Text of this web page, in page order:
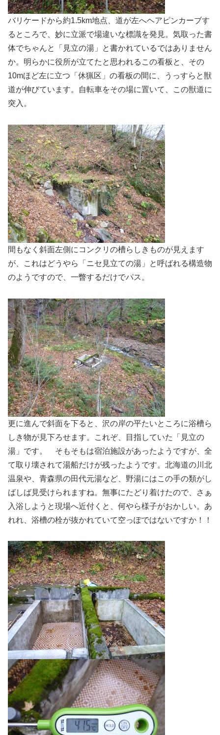
バリケードから約1.5km地点、道が左へヘアピンカーブす
るところで、妙に立派で場違いな標識を発見。気取った書
体でちゃんと「見立の湯」と書かれているではありません
か。明らかに役所が立てたと思われるこの看板と、その
10mほど左に立つ「休猟区」の看板の間に、うっすらと獣
道が伸びています。自転車をその場に置いて、この獣道に
突入。
間もなく斜面左側にコンクリの槽らしきものが見えます
が、これはどうやら「ニセ見立ての湯」と呼ばれる構造物
のようですので、一瞥するだけでパス。
更に進んで斜面を下ると、沢の岸の平たいところに浴槽ら
しき物が見下ろせます。これぞ、目指していた「見立の
湯」です。 そもそもは宿泊施設があったようですが、全
て取り壊されて湯船だけが残ったようです。北海道の川北
温泉や、青森県の田代元湯など、野湯にはこの手の類がし
ばしば見受けられますね。無事にたどり着けたので、さぁ
入浴しようと現場へ近付くと、何やら様子がおかしい。あ
れれ、浴槽の栓が抜かれていて空っぽではないですか！！